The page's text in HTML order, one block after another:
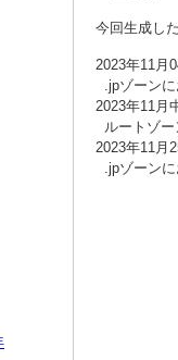
今回生成し
2023年11月
.jpゾーン
2023年11月
ルートゾー
2023年11月
.jpゾーン